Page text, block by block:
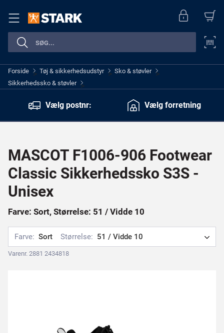
Forside > Tøj & sikkerhedsudstyr > Sko & støvler >
Sikkerhedssko & støvler >
Vælg postnr:
Vælg forretning
MASCOT F1006-906 Footwear
Classic Sikkerhedssko S3S -
Unisex
Farve: Sort, Størrelse: 51 / Vidde 10
Farve: Sort Størrelse: 51 / Vidde 10
Varenr. 2881 2434818